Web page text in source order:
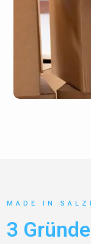
MADE IN
3 Gründe